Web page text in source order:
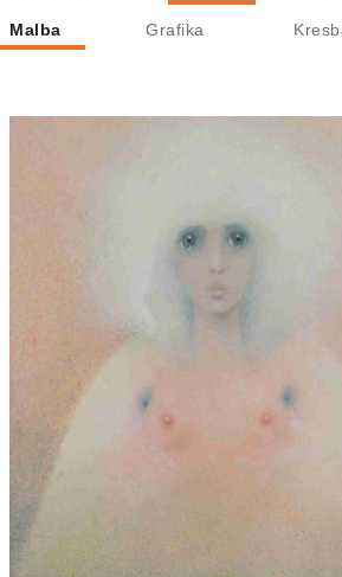
Malba Grafika